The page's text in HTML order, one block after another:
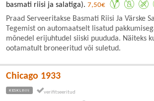
basmati riisi ja salatiga). 7,50€
Praad Serveeritakse Basmati Riisi Ja Värske
Tegemist on automaatselt lisatud
mõnedel erijuhtudel siiski puududa. Näiteks
ootamatult broneeritud või suletud.
Chicago 1933
KESKLINN